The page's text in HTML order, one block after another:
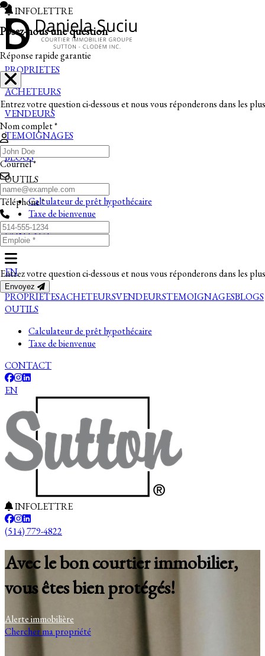
INFOLETTRE
PROPRIETES
ACHETEURS
VENDEURS
TEMOIGNAGES
BLOGS
OUTILS
Calculateur de prêt hypothécaire
Taxe de bienvenue
CONTACT
EN
PROPRIETESACHETEURSVENDEURSTEMOIGNAGESBLOGS
OUTILS
Calculateur de prêt hypothécaire
Taxe de bienvenue
CONTACT
EN
INFOLETTRE
(514) 779-4822
Avec le bon courtier immobilier,
vous êtes bien protégés!
Alerte immobilière
Chercher ma propriété
Posez-nous une question
Réponse rapide garantie
Entrez votre question ci-dessous et nous vous réponderons dans les
Nom complet *
Courriel *
Téléphone *
Entrez votre question ci-dessous et nous vous réponderons dans les
Envoyez